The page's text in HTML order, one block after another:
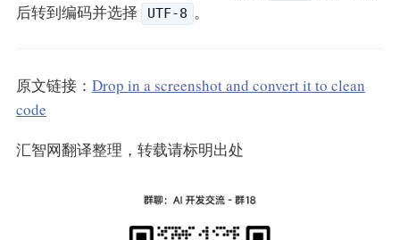
后转到编码并选择
UTF-8 。
原文链接： Drop in a screenshot and convert it to clean
code
汇智网翻译整理，转载请标明出处